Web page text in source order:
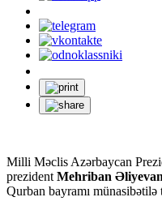
Milli Məclis Azərbaycan
prezident Mehriban
Qurban bayramı münasibətilə